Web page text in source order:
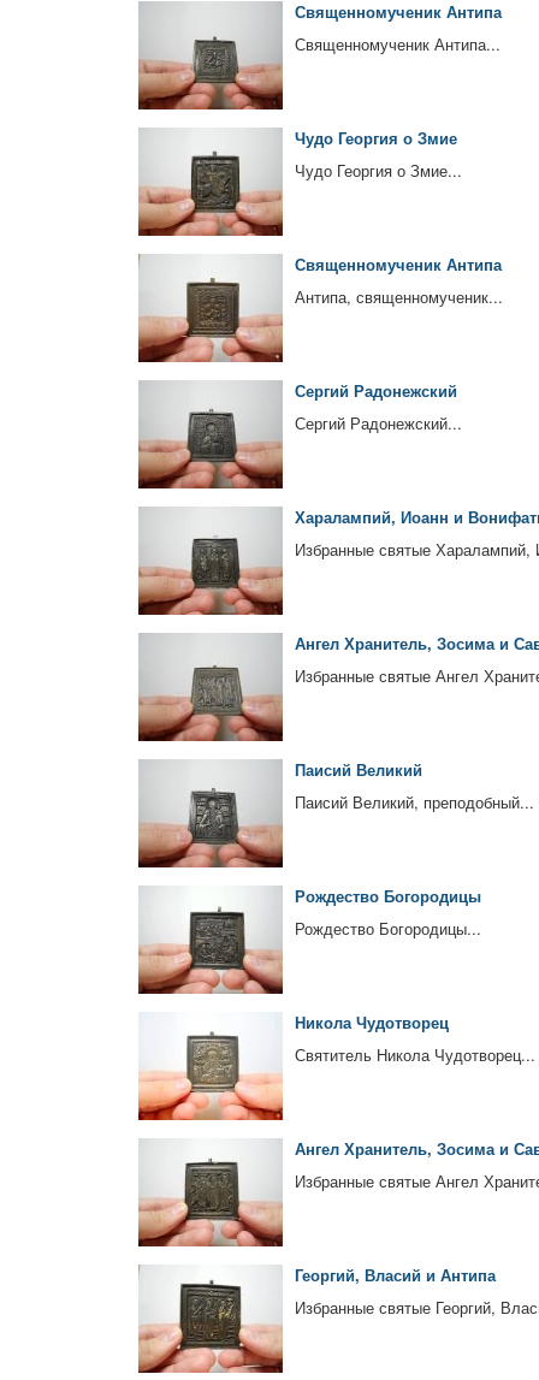
Священномученик Антипа
Священномученик Антипа...
Чудо Георгия о Змие
Чудо Георгия о Змие...
Священномученик Антипа
Антипа, священномученик...
Сергий Радонежский
Сергий Радонежский...
Харалампий, Иоанн и
Избранные святые
Ангел Хранитель, Зосима и
Избранные святые Ангел
Паисий Великий
Паисий Великий, преподобный...
Рождество Богородицы
Рождество Богородицы...
Никола Чудотворец
Святитель Никола Чудотворец...
Ангел Хранитель, Зосима и
Избранные святые Ангел
Георгий, Власий и Антипа
Избранные святые Георгий,